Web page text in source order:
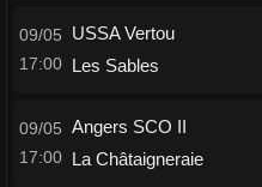
09/05
17:00
USSA Vertou
Les Sables
09/05
17:00
Angers SCO II
La Châtaigneraie